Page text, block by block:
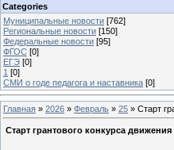
Categories
Муниципальные новости [762]
Региональные новости [150]
Федеральные новости [95]
ФГОС [0]
ЕГЭ [0]
1 [0]
СМИ о годе педагога и наставника [0]
Главная » 2026 » Февраль » 25 » Старт
Старт грантового конкурса